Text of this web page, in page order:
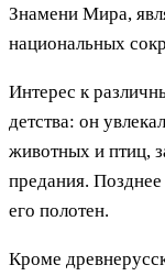
Знамени Мира,
национальных
Интерес к
детства: он
животных и птиц,
предания.
его полотен.
Кроме